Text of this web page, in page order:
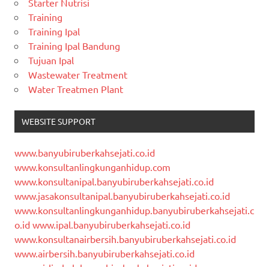
Training
Training Ipal
Training Ipal Bandung
Tujuan Ipal
Wastewater Treatment
Water Treatmen Plant
WEBSITE SUPPORT
www.banyubiruberkahsejati.co.id
www.konsultanlingkunganhidup.com
www.konsultanipal.banyubiruberkahsejati.co.id
www.jasakonsultanipal.banyubiruberkahsejati.co.id
www.konsultanlingkunganhidup.banyubiruberkahsejati.c
o.id www.ipal.banyubiruberkahsejati.co.id
www.konsultanairbersih.banyubiruberkahsejati.co.id
www.airbersih.banyubiruberkahsejati.co.id